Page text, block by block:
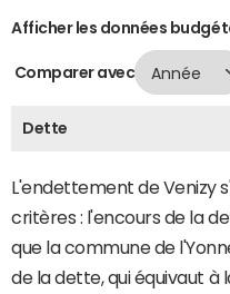
Afficher les données
Comparer avec
Dette
L'endettement de Venizy
critères : l'encours de la
que la commune de
de la dette, qui équivaut à